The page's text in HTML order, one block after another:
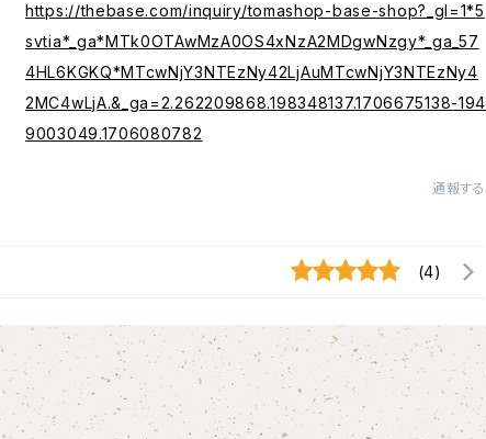
https://thebase.com/inquiry/tomashop-base-shop?_gl=1*5
svtia*_ga*MTk0OTAwMzA0OS4xNzA2MDgwNzgy*_ga_57
4HL6KGKQ*MTcwNjY3NTEzNy42LjAuMTcwNjY3NTEzNy4
2MC4wLjA.&_ga=2.262209868.198348137.1706675138-194
9003049.1706080782
通報する
(4)